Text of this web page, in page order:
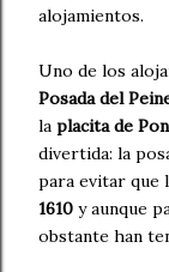
alojamientos.
Uno de los
Posada del
la placita de
divertida: la
para evitar que
1610 y aunque
obstante han